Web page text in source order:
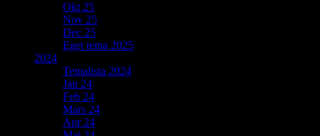
Okt 25
Nov 25
Dec 25
Eget tema 2025
2024
Temalista 2024
Jan 24
Feb 24
Mars 24
Apr 24